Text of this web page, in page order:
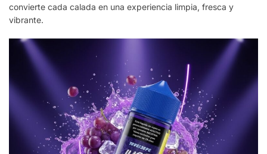
convierte cada calada en una experiencia limpia, fresca y
vibrante.